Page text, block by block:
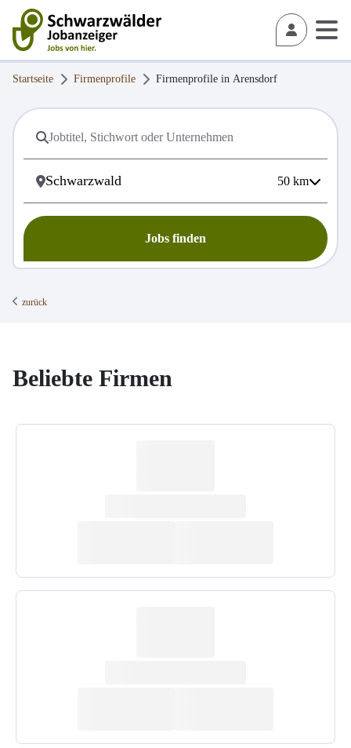
Startseite Firmenprofile Firmenprofile in Arensdorf
50 km
Jobs finden
zurück
Beliebte Firmen